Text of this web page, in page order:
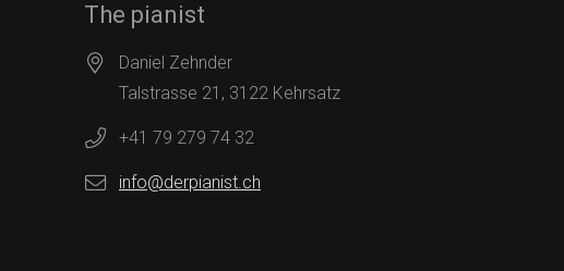
The pianist
Daniel Zehnder
Talstrasse 21, 3122 Kehrsatz
+41 79 279 74 32
info@derpianist.ch